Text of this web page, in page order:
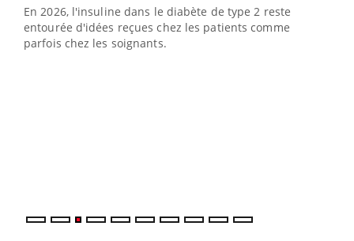
En 2026, l'insuline dans le diabète de type 2 reste
entourée d'idées reçues chez les patients comme
parfois chez les soignants.